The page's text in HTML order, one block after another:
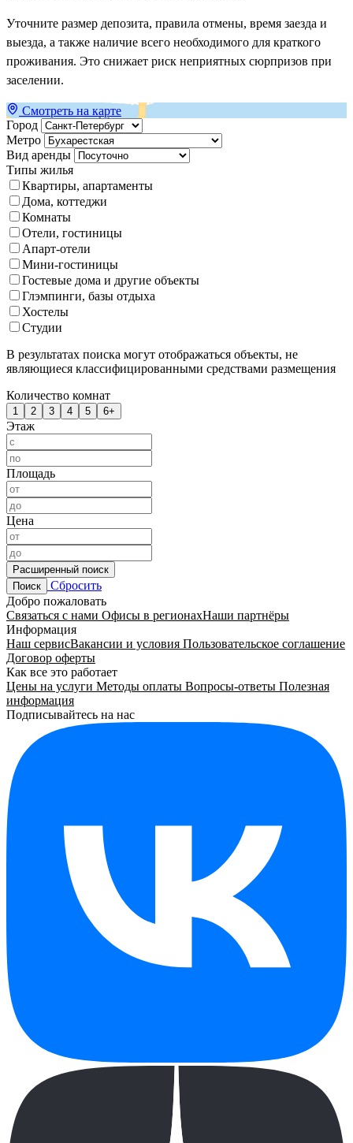
Уточните размер депозита, правила отмены, время заезда и
выезда, а также наличие всего необходимого для краткого
проживания. Это снижает риск неприятных сюрпризов при
заселении.
Смотреть на карте
Город
Метро
Вид аренды
Типы жилья
Квартиры, апартаменты
Дома, коттеджи
Комнаты
Отели, гостиницы
Апарт-отели
Мини-гостиницы
Гостевые дома и другие объекты
Глэмпинги, базы отдыха
Хостелы
Студии
В результатах поиска могут отображаться объекты, не
являющиеся классифицированными средствами размещения
Количество комнат
1 2 3 4 5 6+
Этаж
Площадь
Цена
Расширенный поиск
Поиск
Сбросить
Добро пожаловать
Связаться с нами Офисы в регионахНаши партнёры
Информация
Наш сервисВакансии и условия Пользовательское соглашение
Договор оферты
Как все это работает
Цены на услуги Методы оплаты Вопросы-ответы Полезная
информация
Подписывайтесь на нас